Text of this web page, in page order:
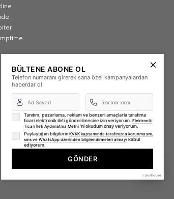
⚡
BÜLTENE ABONE OL
Telefon numaranı girerek sana özel kampanyalardan
haberdar ol.
Tanıtım, pazarlama, reklam ve benzeri amaçlarla tarafıma
ticari elektronik ileti gönderilmesine izin veriyorum. Elektronik
Ticari İleti Aydınlatma Metni 'ni okudum onay veriyorum.
Paylaştığım bilgilerin KVKK kapsamında tarafınızca korunmasını,
sms ve WhatsApp üzerinden bilgilendirmeleri almayı kabul
ediyorum.
GÖNDER